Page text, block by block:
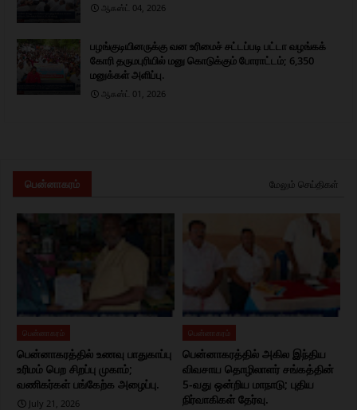
ஆகஸ்ட் 04, 2026
பழங்குடியினருக்கு வன உரிமைச் சட்டப்படி பட்டா வழங்கக்
கோரி தருமபுரியில் மனு கொடுக்கும் போராட்டம்; 6,350
மனுக்கள் அளிப்பு.
ஆகஸ்ட் 01, 2026
பென்னாகரம் மேலும் செய்திகள்
பென்னாகரம்
பென்னாகரத்தில் உணவு பாதுகாப்பு
உரிமம் பெற சிறப்பு முகாம்;
வணிகர்கள் பங்கேற்க அழைப்பு.
July 21, 2026
பென்னாகரம்
பென்னாகரத்தில் அகில இந்திய
விவசாய தொழிலாளர் சங்கத்தின்
5-வது ஒன்றிய மாநாடு; புதிய
நிர்வாகிகள் தேர்வு.